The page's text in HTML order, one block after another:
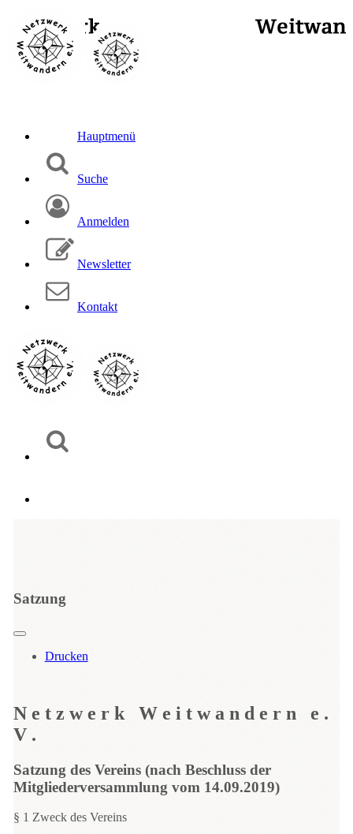
Hauptmenü
Suche
Anmelden
Newsletter
Kontakt
Satzung
Drucken
N e t z w e r k W e i t w a n d e r n e .
V .
Satzung des Vereins (nach Beschluss der
Mitgliederversammlung vom 14.09.2019)
§ 1 Zweck des Vereins